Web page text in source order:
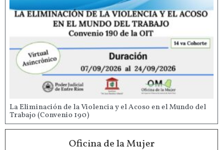
La Eliminación de la Violencia y el Acoso en el Mundo del
Trabajo (Convenio 190)
Oficina de la Mujer